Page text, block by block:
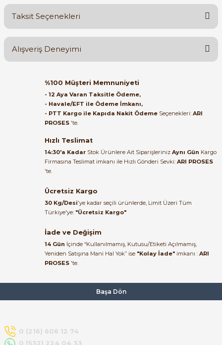
Ürün hakkında henüz soru sorulmamış.
Taksit Seçenekleri
Alışveriş Deneyimi
Orijinal kutusuyla ertesi gün
ulaştı elimize. Teşekkürler.
B... A... | 27/06/2026
bundan mehmet bey ilgi ve
alakası için teşekkür ederim
Ürün elime eksiksiz ve hasarsız
ulaştı. Paketleme özenliydi,
Kemal Toktaş | 20/06/2026
problemsiz geçti.
Kemal Toktaş | 20/06/2026
Havale ile odeme yaptim ve
tedirgindim ama saticinin
%100 Müşteri Memnuniyeti
- 12 Aya Varan Taksitle Ödeme,
- Havale/EFT ile Ödeme İmkanı,
- PTT Kargo ile Kapıda Nakit Ödeme Seçenekleri: ARI
PROSES 'te.
Hızlı Teslimat
14:30'a Kadar Stok Ürünlere Ait Siparişleriniz Aynı Gün Kargo
Firmasına Teslimat imkanı ile Hızlı Gönderi Sevki: ARI PROSES
'te.
Ücretsiz Kargo
30 Kg/Desi'ye kadar seçili ürünlerde, Limit Üzeri Tüm
Türkiye'ye: "Ücretsiz Kargo"
İade ve Değişim
14 Gün İçinde “Kullanılmamış, Kutusu/Etiketi Açılmamış,
Yeniden Satışına Mani Hal Yok” ise "Kolay İade" imkanı : ARI
PROSES 'te.
Başa Dön
0 (216) 606 12 74
0 (532) 224 04 33